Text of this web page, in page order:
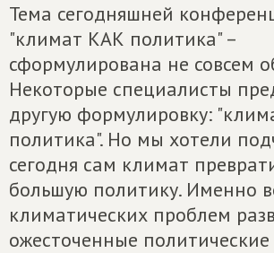
Тема сегодняшней
"климат КАК политика" –
сформулирована не совсем
Некоторые специалисты
другую формулировку:
политика". Но мы хотели
сегодня сам климат
большую политику. Именно
климатических проблем
ожесточенные